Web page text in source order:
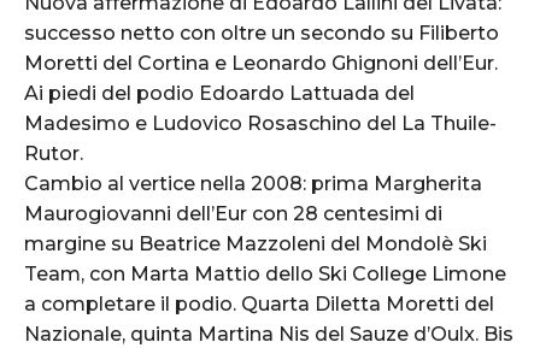
successo netto con oltre un secondo su Filiberto
Moretti del Cortina e Leonardo Ghignoni dell’Eur.
Ai piedi del podio Edoardo Lattuada del
Madesimo e Ludovico Rosaschino del La Thuile-
Rutor.
Cambio al vertice nella 2008: prima Margherita
Maurogiovanni dell’Eur con 28 centesimi di
margine su Beatrice Mazzoleni del Mondolè Ski
Team, con Marta Mattio dello Ski College Limone
a completare il podio. Quarta Diletta Moretti del
Nazionale, quinta Martina Nis del Sauze d’Oulx. Bis